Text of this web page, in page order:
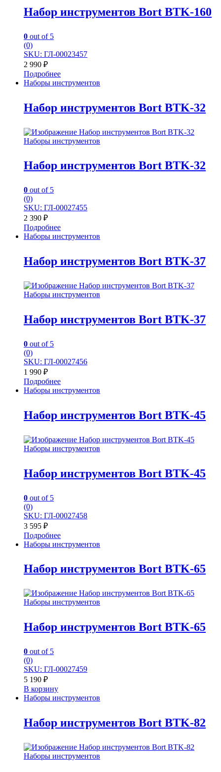
Набор инструментов Bort BTK-160
0 out of 5
(0)
SKU: ГЛ-00023457
2 990 ₽
Подробнее
Наборы инструментов
Набор инструментов Bort BTK-32
Наборы инструментов
Набор инструментов Bort BTK-32
0 out of 5
(0)
SKU: ГЛ-00027455
2 390 ₽
Подробнее
Наборы инструментов
Набор инструментов Bort BTK-37
Наборы инструментов
Набор инструментов Bort BTK-37
0 out of 5
(0)
SKU: ГЛ-00027456
1 990 ₽
Подробнее
Наборы инструментов
Набор инструментов Bort BTK-45
Наборы инструментов
Набор инструментов Bort BTK-45
0 out of 5
(0)
SKU: ГЛ-00027458
3 595 ₽
Подробнее
Наборы инструментов
Набор инструментов Bort BTK-65
Наборы инструментов
Набор инструментов Bort BTK-65
0 out of 5
(0)
SKU: ГЛ-00027459
5 190 ₽
В корзину
Наборы инструментов
Набор инструментов Bort BTK-82
Наборы инструментов